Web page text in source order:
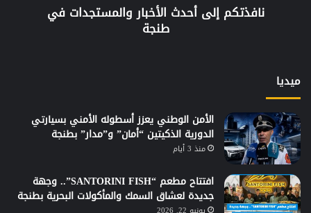
نافذتكم إلى أحدث الأخبار والمستجدات في
طنجة
ميديا
الأمن الوطني يعزز أسطوله الأمني بسيارتي
الدورية الذكيتين “أمان” و”مدار” بطنجة
منذ 3 أيام
افتتاح مطعم “SANTORINI FISH”.. وجهة
جديدة لعشاق السمك والمأكولات البحرية بطنجة